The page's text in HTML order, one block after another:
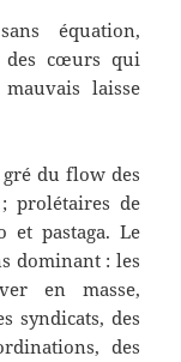
équation,
des cœurs qui
laisse
gré du flow des
prolétaires de
pastaga. Le
dominant : les
en masse,
syndicats, des
des